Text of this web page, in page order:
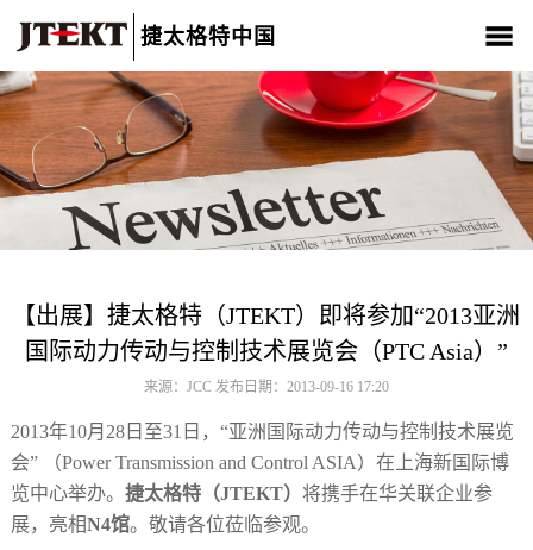
捷太格特中国
关于我们 产品介绍 新闻中心 CSR 人材招聘
联系我们
【出展】捷太格特（JTEKT）即将参加“2013亚洲
国际动力传动与控制技术展览会（PTC Asia）”
来源：JCC 发布日期：2013-09-16 17:20
2013年10月28日至31日，“亚洲国际动力传动与控制技术展览
会” （Power Transmission and Control ASIA）在上海新国际博
览中心举办。 捷太格特（JTEKT） 将携手在华关联企业参
展，亮相N4馆。敬请各位莅临参观。